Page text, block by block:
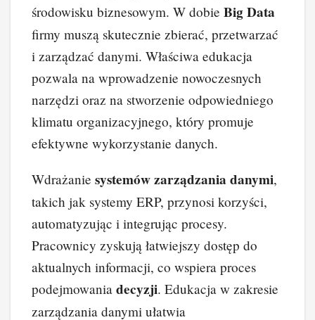
środowisku biznesowym. W dobie Big Data
firmy muszą skutecznie zbierać, przetwarzać
i zarządzać danymi. Właściwa edukacja
pozwala na wprowadzenie nowoczesnych
narzędzi oraz na stworzenie odpowiedniego
klimatu organizacyjnego, który promuje
efektywne wykorzystanie danych.
Wdrażanie systemów zarządzania danymi,
takich jak systemy ERP, przynosi korzyści,
automatyzując i integrując procesy.
Pracownicy zyskują łatwiejszy dostęp do
aktualnych informacji, co wspiera proces
podejmowania decyzji. Edukacja w zakresie
zarządzania danymi ułatwia